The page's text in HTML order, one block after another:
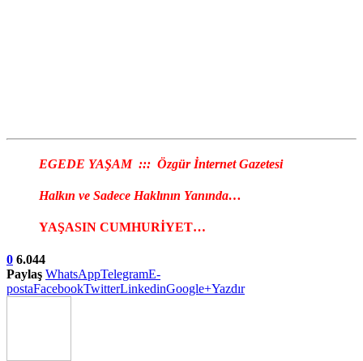
EGEDE YAŞAM ::: Özgür İnternet Gazetesi
Halkın ve Sadece Haklının Yanında…
YAŞASIN CUMHURİYET…
0 6.044
Paylaş WhatsAppTelegramE-
postaFacebookTwitterLinkedinGoogle+Yazdır